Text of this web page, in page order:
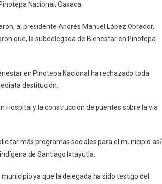
Nacional, Oaxaca.
al presidente Andrés Manuel López Obrador,
que, la subdelegada de Bienestar en Pinotepa
en Pinotepa Nacional ha rechazado toda
destitución.
Hospital y la construcción de puentes sobre la vía
más programas sociales para el municipio así́
de Santiago Ixtayutla.
ya que la delegada ha sido testigo del